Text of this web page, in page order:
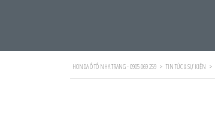
HONDA Ô TÔ NHA TRANG - 0905 069 259 > TIN TỨC & SỰ KIỆN >